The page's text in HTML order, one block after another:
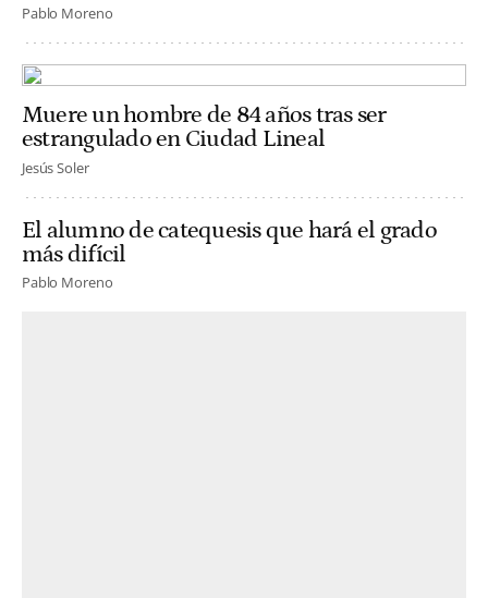
Pablo Moreno
Muere un hombre de 84 años tras ser
estrangulado en Ciudad Lineal
Jesús Soler
El alumno de catequesis que hará el grado
más difícil
Pablo Moreno